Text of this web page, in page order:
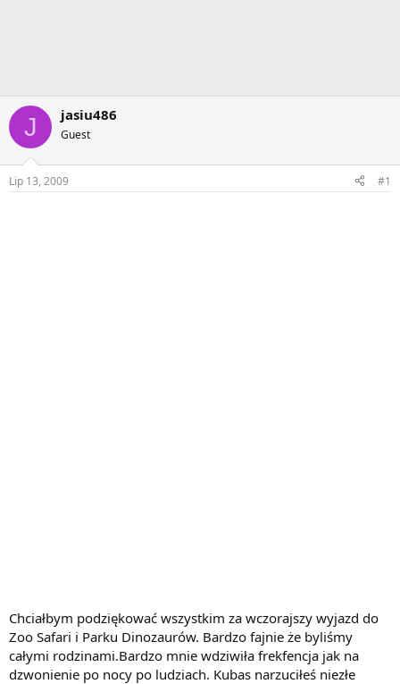
J jasiu486
Guest
Lip 13, 2009 #1
Chciałbym podziękować wszystkim za wczorajszy wyjazd do
Zoo Safari i Parku Dinozaurów. Bardzo fajnie że byliśmy
całymi rodzinami.Bardzo mnie wdziwiła frekfencja jak na
dzwonienie po nocy po ludziach. Kubas narzuciłeś niezłe